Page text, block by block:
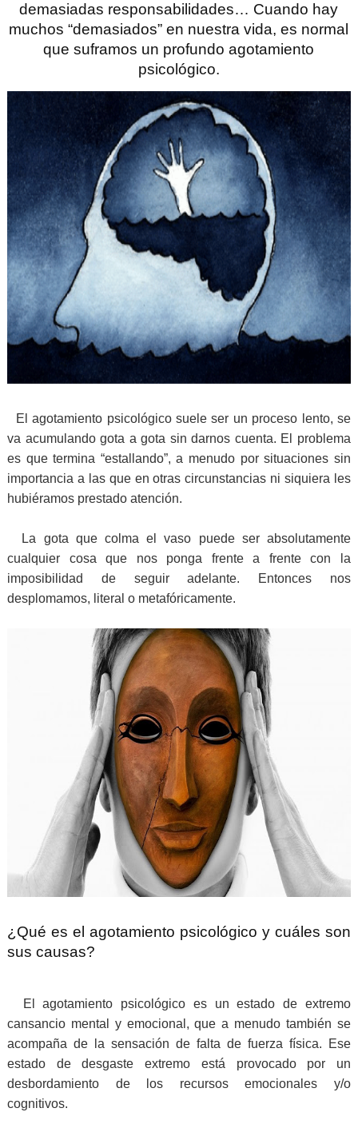
demasiadas responsabilidades… Cuando hay
muchos “demasiados” en nuestra vida, es normal
que suframos un profundo agotamiento
psicológico.
El agotamiento psicológico suele ser un proceso lento, se
va acumulando gota a gota sin darnos cuenta. El problema
es que termina “estallando”, a menudo por situaciones sin
importancia a las que en otras circunstancias ni siquiera les
hubiéramos prestado atención.
La gota que colma el vaso puede ser absolutamente
cualquier cosa que nos ponga frente a frente con la
imposibilidad de seguir adelante. Entonces nos
desplomamos, literal o metafóricamente.
¿Qué es el agotamiento psicológico y cuáles son
sus causas?
El agotamiento psicológico es un estado de extremo
cansancio mental y emocional, que a menudo también se
acompaña de la sensación de falta de fuerza física. Ese
estado de desgaste extremo está provocado por un
desbordamiento de los recursos emocionales y/o
cognitivos.